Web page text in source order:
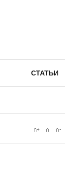
СТАТЬИ